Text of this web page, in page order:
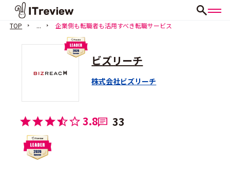
TOP ... 企業側も転職者も活用すべき転職サービス
ビズリーチ
株式会社ビズリーチ
3.8 33